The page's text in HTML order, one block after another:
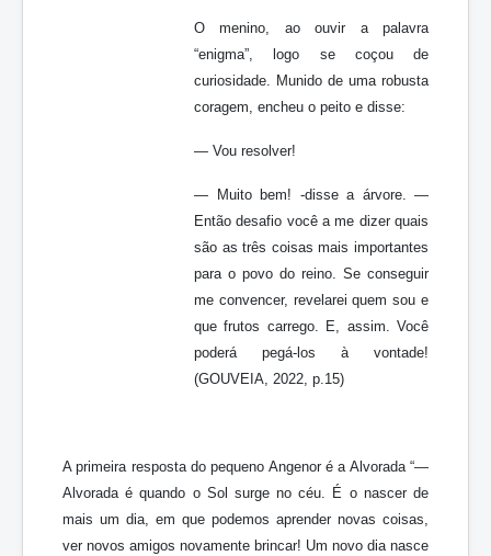
O menino, ao ouvir a palavra
“enigma”, logo se coçou de
curiosidade. Munido de uma robusta
coragem, encheu o peito e disse:
— Vou resolver!
— Muito bem! -disse a árvore. —
Então desafio você a me dizer quais
são as três coisas mais importantes
para o povo do reino. Se conseguir
me convencer, revelarei quem sou e
que frutos carrego. E, assim. Você
poderá pegá-los à vontade!
(GOUVEIA, 2022, p.15)
A primeira resposta do pequeno Angenor é a Alvorada “—
Alvorada é quando o Sol surge no céu. É o nascer de
mais um dia, em que podemos aprender novas coisas,
ver novos amigos novamente brincar! Um novo dia nasce